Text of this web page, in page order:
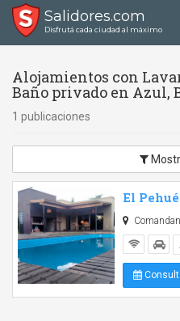
Salidores.com
Disfrutá cada ciudad al máximo
Alojamientos con
Baño privado en Azul,
1 publicaciones
El